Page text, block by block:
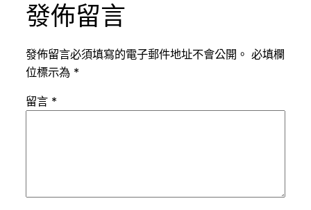
發佈留言
發佈留言必須填寫的電子郵件地址不會公開。 必填欄
位標示為 *
留言 *